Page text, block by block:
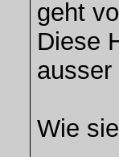
geht
Diese
Wie